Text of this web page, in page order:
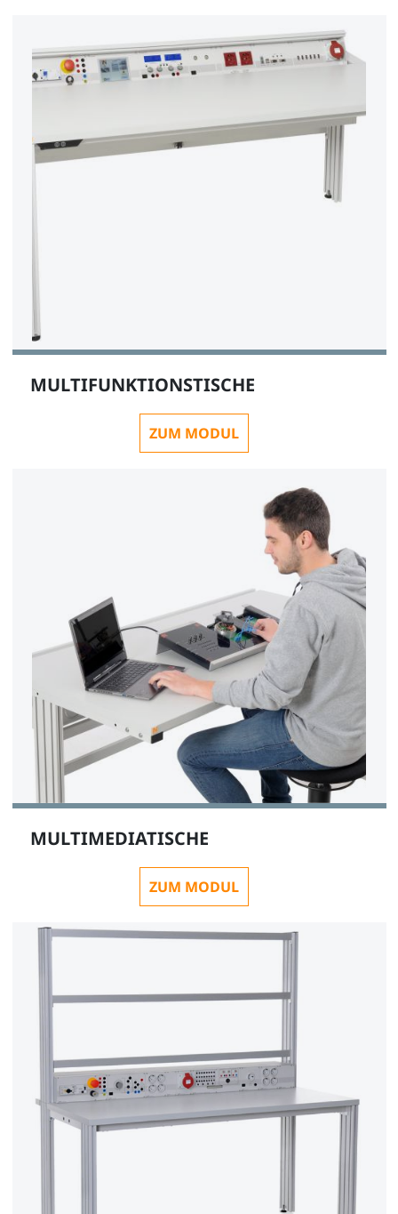
MULTIFUNKTIONSTISCHE
ZUM MODUL
MULTIMEDIATISCHE
ZUM MODUL